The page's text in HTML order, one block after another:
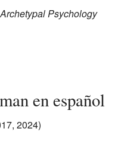
Psychology
en español
2024)